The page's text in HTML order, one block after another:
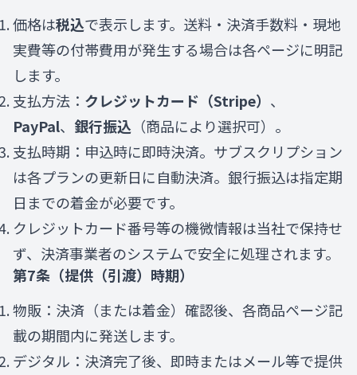
価格は税込で表示します。送料・決済手数料・現地
実費等の付帯費用が発生する場合は各ページに明記
します。
支払方法： クレジットカード（Stripe） 、
PayPal、 銀行振込 （商品により選択可）。
支払時期：申込時に即時決済。サブスクリプション
は各プランの更新日に自動決済。銀行振込は指定期
日までの着金が必要です。
クレジットカード番号等の機微情報は当社で保持せ
ず、決済事業者のシステムで安全に処理されます。
第7条（提供（引渡）時期）
物販：決済（または着金）確認後、各商品ページ記
載の期間内に発送します。
デジタル：決済完了後、即時またはメール等で提供